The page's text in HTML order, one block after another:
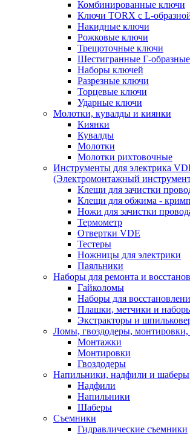
Комбинированные ключи
Ключи TORX с L-
Накидные ключи
Рожковые ключи
Трещоточные ключи
Шестигранные Г-
Наборы ключей
Разрезные ключи
Торцевые ключи
Ударные ключи
Молотки, кувалды и киянки
Киянки
Кувалды
Молотки
Молотки рихтовочные
Инструменты для электрика
(Электромонтажный
Клещи для зачистки
Клещи для обжима -
Ножи для зачистки
Термометр
Отвертки VDE
Тестеры
Ножницы для электрики
Паяльники
Наборы для ремонта и
Гайколомы
Наборы для
Плашки, метчики и
Экстракторы и
Ломы, гвоздодеры,
Монтажки
Монтировки
Гвоздодеры
Напильники, надфили и шаберы
Надфили
Напильники
Шаберы
Съемники
Гидравлические съемники